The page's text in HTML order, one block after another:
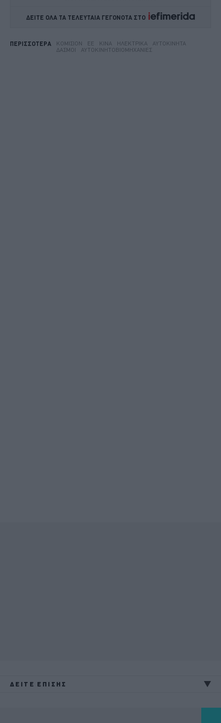
ΔΕΙΤΕ ΟΛΑ ΤΑ ΤΕΛΕΥΤΑΙΑ ΓΕΓΟΝΟΤΑ ΣΤΟ
ΠΕΡΙΣΣΟΤΕΡΑ ΚΟΜΙΣΙΌΝ ΕΕ ΚΊΝΑ ΗΛΕΚΤΡΙΚΆ
ΑΥΤΟΚΊΝΗΤΑ
ΔΑΣΜΟΊ
ΑΥΤΟΚΙΝΗΤΟΒΙΟΜΗΧΑΝΊΕΣ
ΔΕΙΤΕ ΕΠΙΣΗΣ